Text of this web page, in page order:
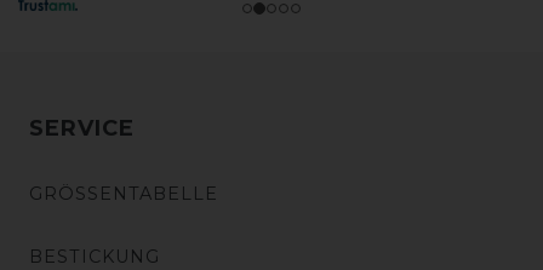
SERVICE
GRÖSSENTABELLE
BESTICKUNG